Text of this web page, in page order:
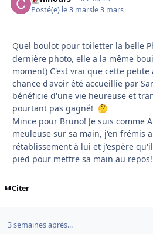
Posté(e) le 3 marsle 3 mars
Quel boulot pour toiletter la belle
dernière photo, elle a la même
moment) C'est vrai que cette
chance d'avoir été accueillie par
bénéficie d'une vie heureuse et
pourtant pas gagné!
🤔
Mince pour Bruno! Je suis comme
meuleuse sur sa main, j'en frémis
rétablissement à lui et j'espère
pied pour mettre sa main au repos!
Citer
3 semaines après...